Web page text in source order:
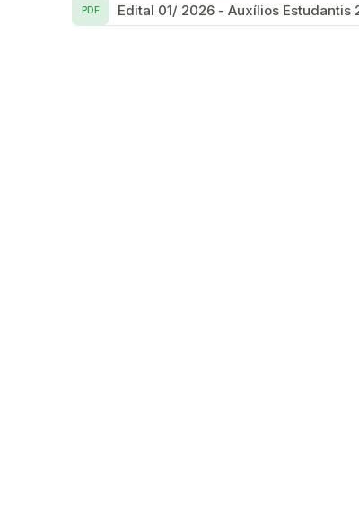
Edital 01/ 2026 - Auxílios Estudantis
PDF